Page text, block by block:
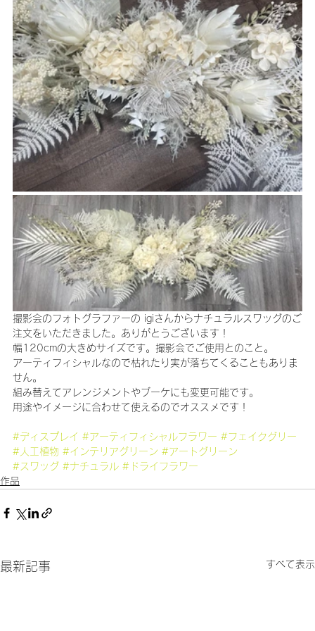
撮影会のフォトグラファーの igiさんからナチュラルスワッグのご
注文をいただきました。ありがとうございます！
幅120cmの大きめサイズです。撮影会でご使用とのこと。
アーティフィシャルなので枯れたり実が落ちてくることもありま
せん。
組み替えてアレンジメントやブーケにも変更可能です。
用途やイメージに合わせて使えるのでオススメです！
#ディスプレイ #アーティフィシャルフラワー #フェイクグリー
#人工植物 #インテリアグリーン #アートグリーン
#スワッグ #ナチュラル #ドライフラワー
作品
最新記事 すべて表示